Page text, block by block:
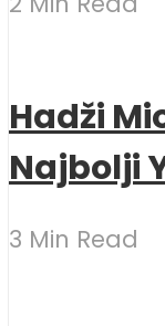
Hadži
Najbolji
3 Min Read